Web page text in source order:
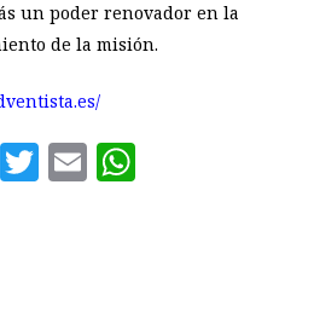
un poder renovador en la
de la misión.
Twitter
Email